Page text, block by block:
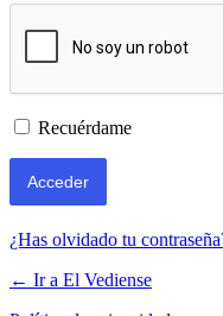
Recuérdame
¿Has olvidado tu
← Ir a El Vediense